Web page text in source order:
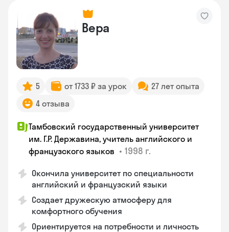
Вера
5 от 1733 ₽ за урок
27 лет опыта
4 отзыва
Тамбовский государственный университет
им. Г.Р. Державина, учитель английского и
французского языков • 1998 г.
Окончила университет по специальности
английский и французский языки
Создает дружескую атмосферу для
комфортного обучения
Ориентируется на потребности и личность